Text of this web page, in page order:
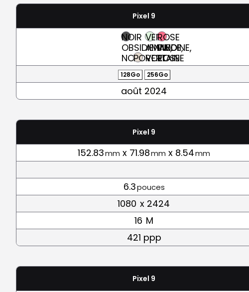
Pixel 9
NOIR
OBSIDIENNE,
NOIRPORCELAINE
VERT
AMANDE,
VERT
ROSE
PIVOINE,
ROSE
128Go 256Go
août 2024
Pixel 9
152.83mm x 71.98mm x 8.54mm
6.3pouces
1080 x 2424
16 M
421 ppp
Pixel 9